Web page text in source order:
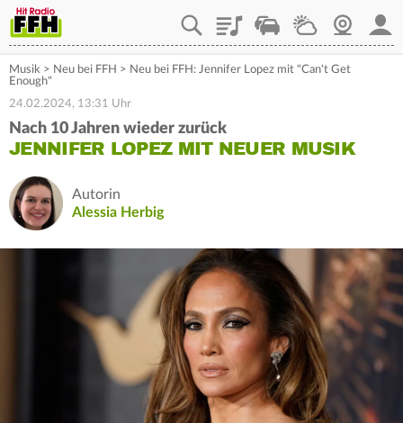
PlaylistStaupilotWetterWebcam
Musik > Neu bei FFH > Neu bei FFH: Jennifer Lopez mit "Can't Get
Enough"
24.02.2024, 13:31 Uhr
Nach 10 Jahren wieder zurück
JENNIFER LOPEZ MIT NEUER MUSIK
Autorin
Alessia Herbig